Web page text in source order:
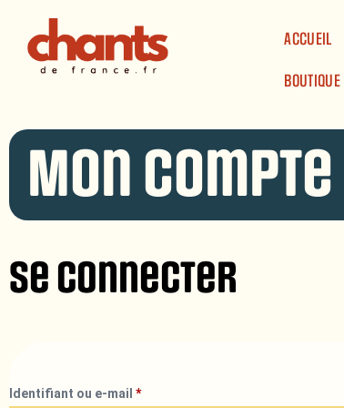
ACCUEIL
BOUTIQUE
Mon compte
Se connecter
Identifiant ou e-mail *